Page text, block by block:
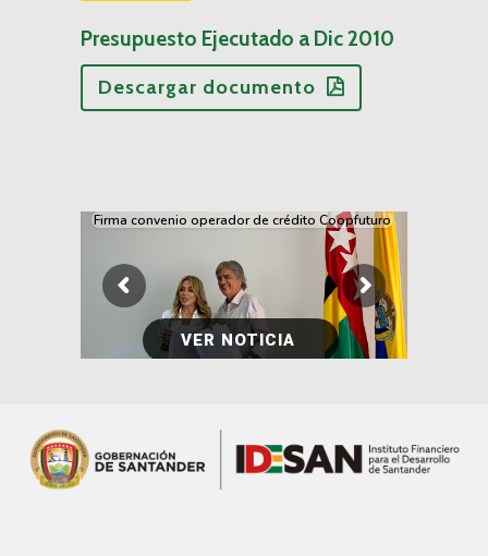
Presupuesto Ejecutado a Dic 2010
Descargar documento
Firma convenio operador de crédito Coopfuturo
VER NOTICIA